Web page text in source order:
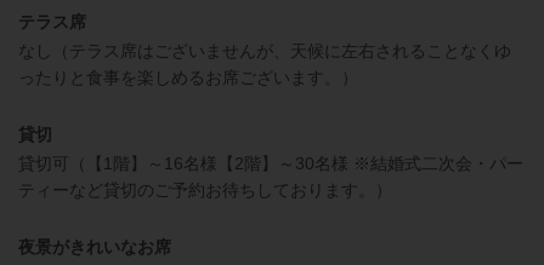
テラス席
なし（テラス席はございませんが、天候に左右されることなくゆ
ったりと食事を楽しめるお席ございます。）
貸切
貸切可（【1階】～16名様【2階】～30名様 ※結婚式二次会・パー
ティーなど貸切のご予約お待ちしております。）
夜景がきれいなお席